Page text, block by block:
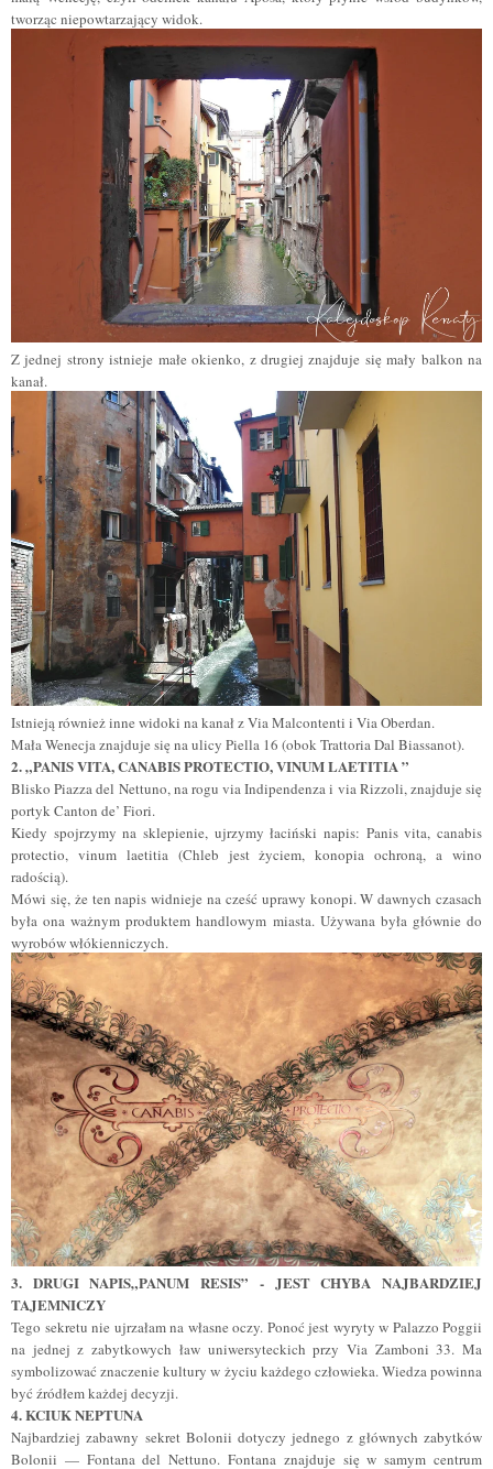
tworząc niepowtarzający widok.
Z jednej strony istnieje małe okienko, z drugiej znajduje się mały balkon na
kanał.
Istnieją również inne widoki na kanał z Via Malcontenti i Via Oberdan.
Mała Wenecja znajduje się na ulicy Piella 16 (obok Trattoria Dal Biassanot).
2. „PANIS VITA, CANABIS PROTECTIO, VINUM LAETITIA ”
Blisko Piazza del Nettuno, na rogu via Indipendenza i via Rizzoli, znajduje się
portyk Canton de’ Fiori.
Kiedy spojrzymy na sklepienie, ujrzymy łaciński napis: Panis vita, canabis
protectio, vinum laetitia (Chleb jest życiem, konopia ochroną, a wino
radością).
Mówi się, że ten napis widnieje na cześć uprawy konopi. W dawnych czasach
była ona ważnym produktem handlowym miasta. Używana była głównie do
wyrobów włókienniczych.
3. DRUGI NAPIS„PANUM RESIS” - JEST CHYBA NAJBARDZIEJ
TAJEMNICZY
Tego sekretu nie ujrzałam na własne oczy. Ponoć jest wyryty w Palazzo Poggii
na jednej z zabytkowych ław uniwersyteckich przy Via Zamboni 33. Ma
symbolizować znaczenie kultury w życiu każdego człowieka. Wiedza powinna
być źródłem każdej decyzji.
4. KCIUK NEPTUNA
Najbardziej zabawny sekret Bolonii dotyczy jednego z głównych zabytków
Bolonii — Fontana del Nettuno. Fontana znajduje się w samym centrum